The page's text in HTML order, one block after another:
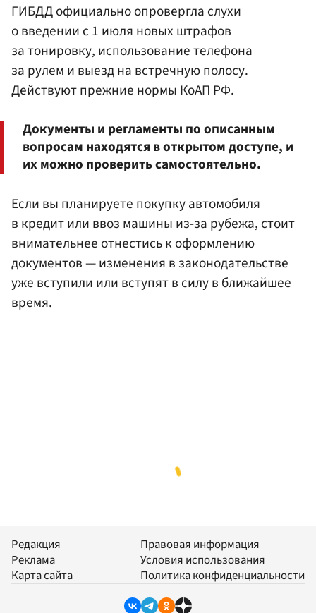
ГИБДД официально опровергла слухи
о введении с 1 июля новых штрафов
за тонировку, использование телефона
за рулем и выезд на встречную полосу.
Действуют прежние нормы КоАП РФ.
Документы и регламенты по описанным
вопросам находятся в открытом доступе, и
их можно проверить самостоятельно.
Если вы планируете покупку автомобиля
в кредит или ввоз машины из-за рубежа, стоит
внимательнее отнестись к оформлению
документов — изменения в законодательстве
уже вступили или вступят в силу в ближайшее
время.
Редакция
Реклама
Карта сайта
Правовая информация
Условия использования
Политика конфиденциальности